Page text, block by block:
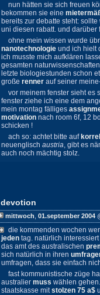
nun hätten sie sich freuen
bekommen sie eine
bereits zur debatte steht:
uni diesen rabatt. und
ohne mein wissen wurde
nanotechnologie und ich hielt
ich musste mich aufklären
gesamten
letzte biologiestunden schon
große renner auf seiner
vor meinem fenster sieht es
fenster ziehe ich eine dem
mein montag fälliges
motivation nach room 6f, 12
schicken !
ach so: achtet bitte auf
neuenglisch austria, gibt es
auch noch mächtig stolz.
devotion
mittwoch 01.september 2004
die kommenden wochen
jeden tag. natürlich
das amt des australischen
sich natürlich in ihren
umfragen, dass sie einfach
fast kommunistische züge
australier muss wählen
staatskasse mitstolzen 75 a$